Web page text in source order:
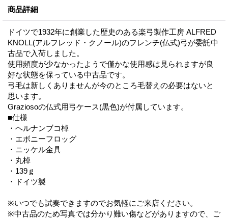
商品詳細
ドイツで1932年に創業した歴史のある楽弓製作工房 ALFRED
KNOLL(アルフレッド・クノール)のフレンチ(仏式)弓が委託中
古品で入荷しました。
使用頻度が少なかったようで僅かな使用感は見られますが良
好な状態を保っている中古品です。
弓毛は新しくありませんが今のところ毛替えの必要はないと
思います。
Graziosoの仏式用弓ケース(黒色)が付属しています。
■仕様
・ヘルナンブコ棹
・エボニーフロッグ
・ニッケル金具
・丸棹
・139ｇ
・ドイツ製
※いつでも試奏できますのでお気軽にご来店ください。
※中古品のため写真では分かり難い傷などがありますので、ご